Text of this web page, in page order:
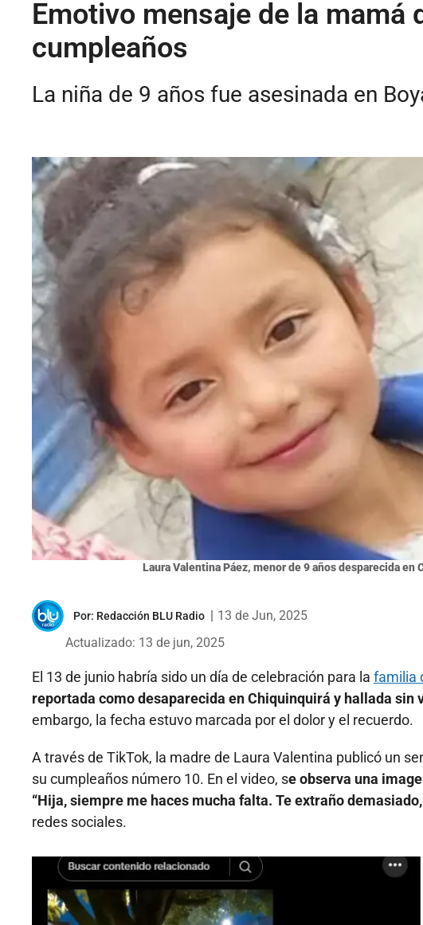
Emotivo mensaje de la mamá
cumpleaños
La niña de 9 años fue asesinada en
Laura Valentina Páez, menor de 9 años desparecida en
Por: Redacción BLU Radio
13 de Jun, 2025
Actualizado: 13 de jun, 2025
El 13 de junio habría sido un día de celebración para la familia
reportada como desaparecida en Chiquinquirá y hallada sin
embargo, la fecha estuvo marcada por el dolor y el recuerdo.
A través de TikTok, la madre de Laura Valentina publicó un
su cumpleaños número 10. En el video, se observa una
“Hija, siempre me haces mucha falta. Te extraño
redes sociales.